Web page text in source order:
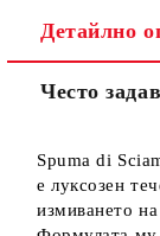
Детайлно
Често
Spuma di
е луксозен
измиването